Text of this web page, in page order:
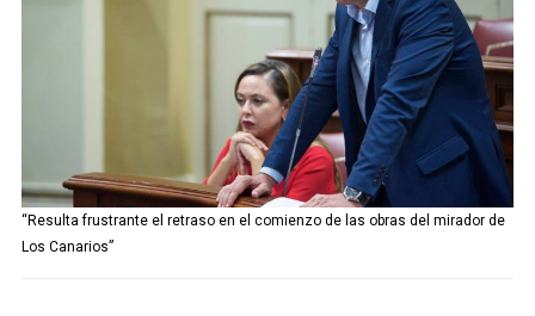
“Resulta frustrante el retraso en el comienzo de las obras del mirador de
Los Canarios”